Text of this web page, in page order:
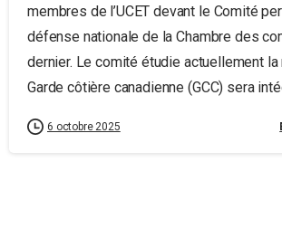
membres de l’UCET devant le Comité
défense nationale de la Chambre des
dernier. Le comité étudie actuellement la
Garde côtière canadienne (GCC) sera
6 octobre 2025